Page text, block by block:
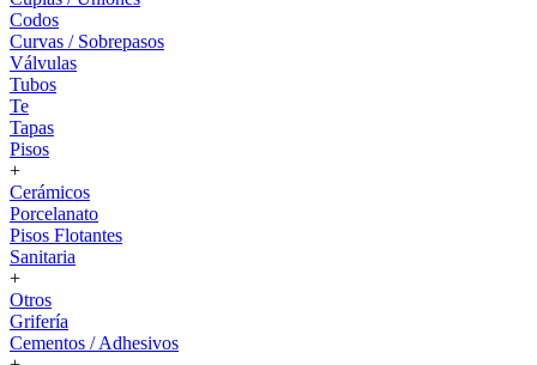
Codos
Curvas / Sobrepasos
Válvulas
Tubos
Te
Tapas
Pisos
+
Cerámicos
Porcelanato
Pisos Flotantes
Sanitaria
+
Otros
Grifería
Cementos / Adhesivos